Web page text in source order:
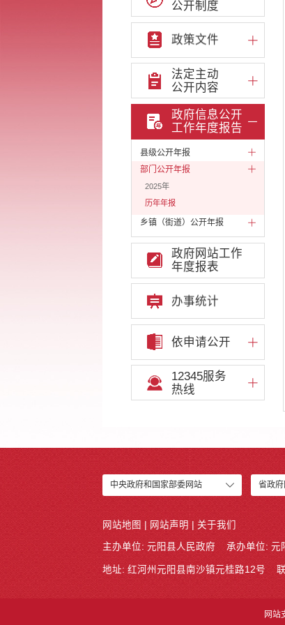
公开制度
政策文件
法定主动
公开内容
政府信息公开
工作年度报告
县级公开年报
部门公开年报
2025年
历年年报
乡镇（街道）公开年报
政府网站工作
年度报表
办事统计
依申请公开
12345服务
热线
中央政府和国家部委网站 省政
网站地图 网站声明 关于我们
主办单位: 元阳县人民政府 承办单位: 元
地址: 红河州元阳县南沙镇元桂路12号
网站